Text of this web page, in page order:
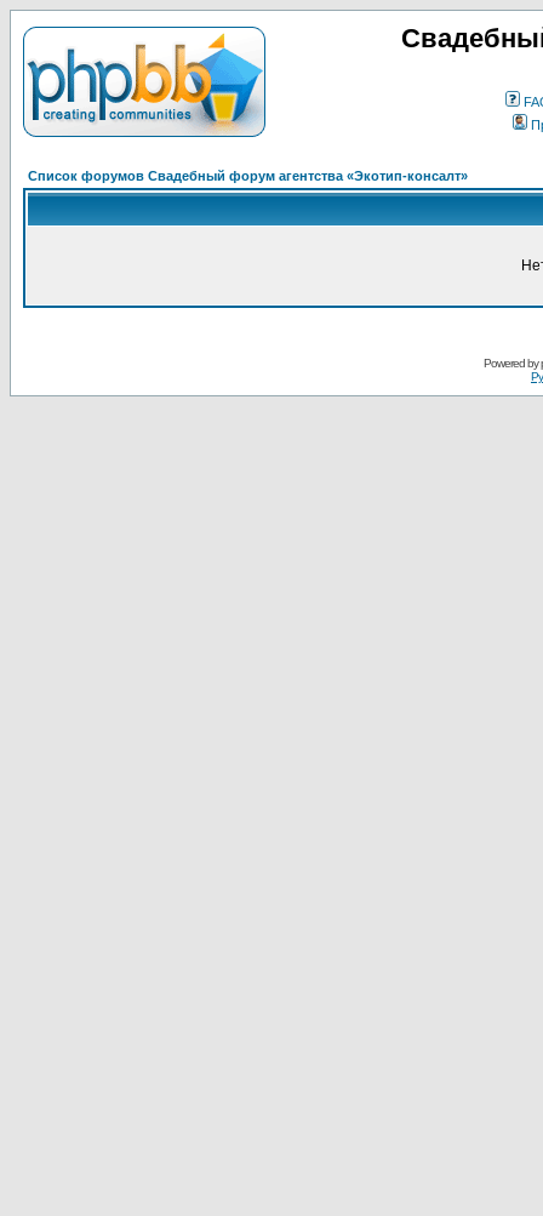
Список форумов Свадебный форум агентства «Экотип-консалт»
Powered by